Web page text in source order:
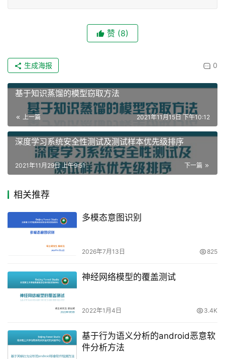
赞 (8)
0
生成海报
基于知识蒸馏的模型窃取方法
上一篇 2021年11月15日 下午10:12
深度学习系统安全性测试及测试样本优先级排序
下一篇
2021年11月29日 上午9:51
相关推荐
多模态意图识别
2026年7月13日 825
神经网络模型的覆盖测试
2022年1月4日 3.4K
基于行为语义分析的android恶意软
件分析方法